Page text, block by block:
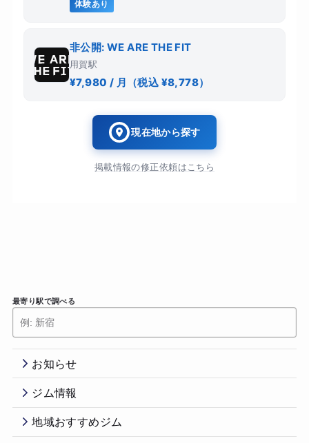
体験あり
非公開: WE ARE THE FIT
用賀駅
¥7,980 / 月（税込 ¥8,778）
現在地から探す
掲載情報の修正依頼はこちら
最寄り駅で調べる
お知らせ
ジム情報
地域おすすめジム